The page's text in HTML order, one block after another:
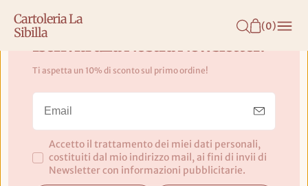
Cartoleria La
Sibilla
(0)
Portafoglio Woodlanders -
Wrendale Designs
Questao
portafoglio
Iscriviti alla Nostra Newsletter!
Ti aspetta un 10% di sconto sul primo ordine!
Accetto il trattamento dei miei dati personali,
costituiti dal mio indirizzo mail, ai fini di invii di
Newsletter con informazioni pubblicitarie.